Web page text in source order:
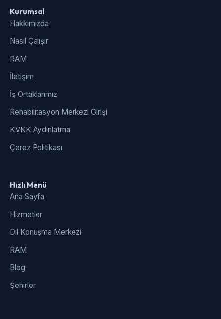
Kurumsal
Hakkımızda
Nasıl Çalışır
RAM
İletişim
İş Ortaklarımız
Rehabilitasyon Merkezi Girişi
KVKK Aydınlatma
Çerez Politikası
Hızlı Menü
Ana Sayfa
Hizmetler
Dil Konuşma Merkezi
RAM
Blog
Şehirler